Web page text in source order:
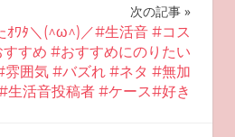
次の記事
ｵﾜﾀ＼(^ω^)／#生活音 #コス
すめ #おすすめにのりたい
囲気 #バズれ #ネタ #無加
生活音投稿者 #ケース#好き